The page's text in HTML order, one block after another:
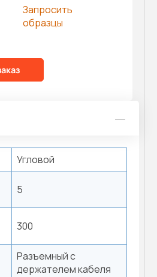
Запросить
образцы
Угловой
5
300
Разъемный с
держателем кабеля